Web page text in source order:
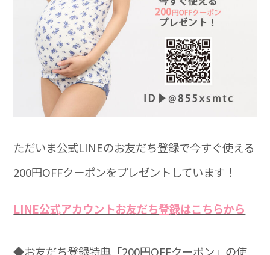
ただいま公式LINEのお友だち登録で今すぐ使える
200円OFFクーポンをプレゼントしています！
LINE公式アカウントお友だち登録はこちらから
◆お友だち登録特典「200円OFFクーポン」の使